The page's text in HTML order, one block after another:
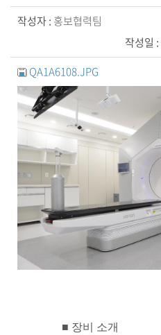
작성자 : 홍보협력팀
작성일 :
QA1A6108.JPG
■ 장비 소개